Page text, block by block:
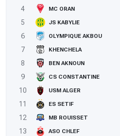
4
MC ORAN
5
JS KABYLIE
6
OLYMPIQUE AKBOU
7
KHENCHELA
8
BEN AKNOUN
9
CS CONSTANTINE
10
USM ALGER
11
ES SETIF
12
MB ROUISSET
13
ASO CHLEF